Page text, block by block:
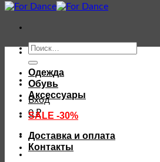
Искать:
Вход
0₽
Одежда
Обувь
Аксессуары
SALE -30%
Доставка и оплата
Контакты